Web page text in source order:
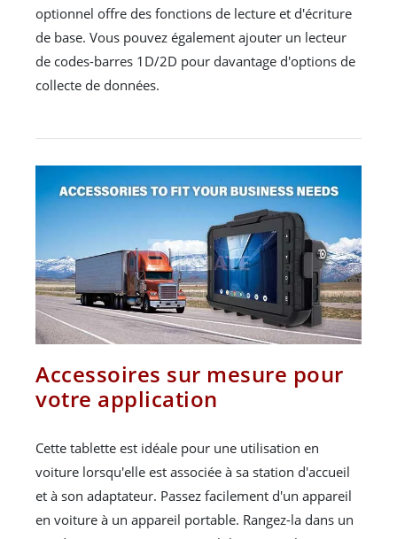
optionnel offre des fonctions de lecture et d'écriture
de base. Vous pouvez également ajouter un lecteur
de codes-barres 1D/2D pour davantage d'options de
collecte de données.
Accessoires sur mesure pour
votre application
Cette tablette est idéale pour une utilisation en
voiture lorsqu'elle est associée à sa station d'accueil
et à son adaptateur. Passez facilement d'un appareil
en voiture à un appareil portable. Rangez-la dans un